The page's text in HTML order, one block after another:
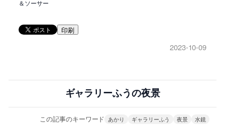
＆ソーサー
印刷
2023-10-09
ギャラリーふうの夜景
この記事のキーワード あかり ギャラリーふう 夜景 水鏡